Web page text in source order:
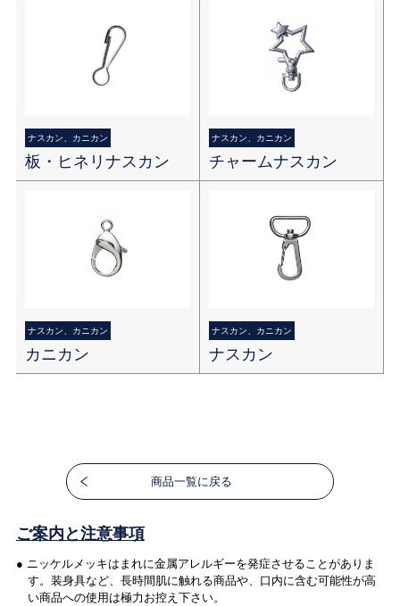
ナスカン、カニカン
板・ヒネリナスカン
ナスカン、カニカン
チャームナスカン
ナスカン、カニカン
カニカン
ナスカン、カニカン
ナスカン
商品一覧に戻る
ご案内と注意事項
● ニッケルメッキはまれに金属アレルギーを発症させることがありま
す。装身具など、長時間肌に触れる商品や、口内に含む可能性が高
い商品への使用は極力お控え下さい。